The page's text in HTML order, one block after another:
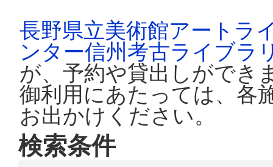
長野県立美術館アートラ
ンター信州考古ライブラ
が、予約や貸出しができ
御利用にあたっては、各
お出かけください。
検索条件